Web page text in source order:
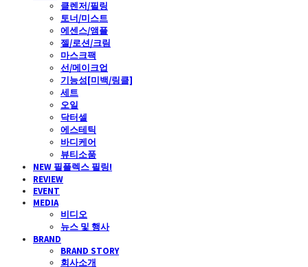
클렌저/필링
토너/미스트
에센스/앰플
젤/로션/크림
마스크팩
선/메이크업
기능성[미백/링클]
세트
오일
닥터셀
에스테틱
바디케어
뷰티소품
NEW 필플렉스 필링!
REVIEW
EVENT
MEDIA
비디오
뉴스 및 행사
BRAND
BRAND STORY
회사소개